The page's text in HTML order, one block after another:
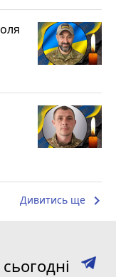
Дивитись ще keyboard_arrow_right